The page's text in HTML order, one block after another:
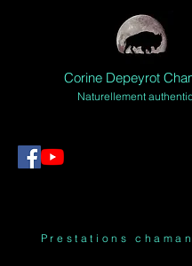
Corine Depeyrot
Naturellement
Prestations